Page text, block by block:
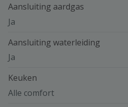
Aansluiting aardgas
Ja
Aansluiting waterleiding
Ja
Keuken
Alle comfort